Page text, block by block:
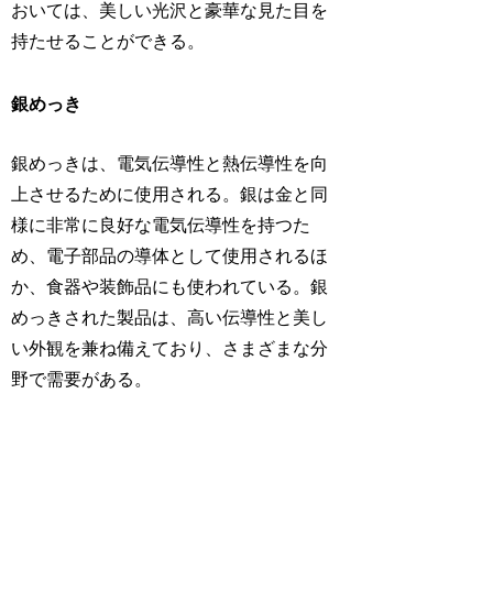
おいては、美しい光沢と豪華な見た目を
持たせることができる。
銀めっき
銀めっきは、電気伝導性と熱伝導性を向
上させるために使用される。銀は金と同
様に非常に良好な電気伝導性を持つた
め、電子部品の導体として使用されるほ
か、食器や装飾品にも使われている。銀
めっきされた製品は、高い伝導性と美し
い外観を兼ね備えており、さまざまな分
野で需要がある。